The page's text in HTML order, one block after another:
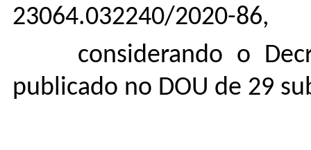
23064.032240/2020-86,
considerando o
publicado no DOU de 29